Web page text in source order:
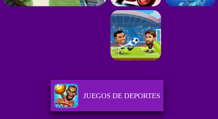
JUEGOS DE DEPORTES